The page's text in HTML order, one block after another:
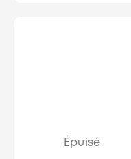
Épuisé